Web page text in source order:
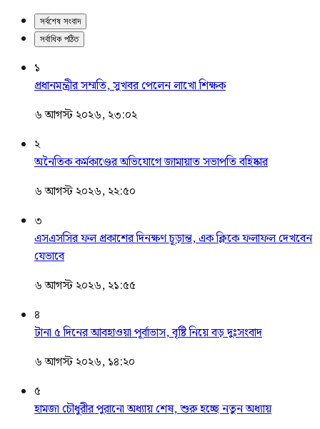
সর্বশেষ সংবাদ
সর্বাধিক পঠিত
১
প্রধানমন্ত্রীর সম্মতি, সুখবর পেলেন লাখো শিক্ষক
৬ আগস্ট ২০২৬, ২৩:০২
২
অনৈতিক কর্মকাণ্ডের অভিযোগে জামায়াত সভাপতি বহিষ্কার
৬ আগস্ট ২০২৬, ২২:৫০
৩
এসএসসির ফল প্রকাশের দিনক্ষণ চূড়ান্ত, এক ক্লিকে ফলাফল দেখবেন
যেভাবে
৬ আগস্ট ২০২৬, ২১:৫৫
৪
টানা ৫ দিনের আবহাওয়া পূর্বাভাস, বৃষ্টি নিয়ে বড় দুঃসংবাদ
৬ আগস্ট ২০২৬, ১৪:২০
৫
হামজা চৌধুরীর পুরানো অধ্যায় শেষ, শুরু হচ্ছে নতুন অধ্যায়